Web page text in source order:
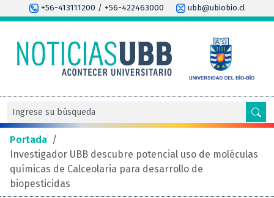
+56-413111200 / +56-422463000 ubb@ubiobio.cl
Portada /
Investigador UBB descubre potencial uso de moléculas
químicas de Calceolaria para desarrollo de
biopesticidas